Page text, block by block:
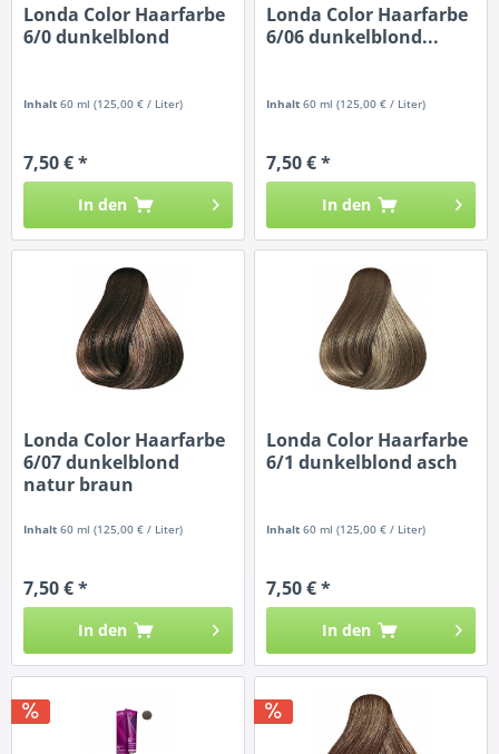
Londa Color Haarfarbe
6/0 dunkelblond
Inhalt60 ml(125,00 € / Liter)
7,50 € *
In den
Londa Color Haarfarbe
6/06 dunkelblond...
Inhalt60 ml(125,00 € / Liter)
7,50 € *
In den
Londa Color Haarfarbe
6/07 dunkelblond
natur braun
Inhalt60 ml(125,00 € / Liter)
7,50 € *
In den
Londa Color Haarfarbe
6/1 dunkelblond asch
Inhalt60 ml(125,00 € / Liter)
7,50 € *
In den